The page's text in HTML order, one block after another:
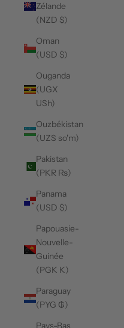
Zélande
(NZD $)
Oman
(USD $)
Ouganda
(UGX
USh)
Ouzbékistan
(UZS so'm)
Pakistan
(PKR ₨)
Panama
(USD $)
Papouasie-
Nouvelle-
Guinée
(PGK K)
Paraguay
(PYG ₲)
Pays-Bas